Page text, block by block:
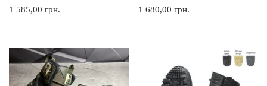
1 585,00 грн. 1 680,00грн.